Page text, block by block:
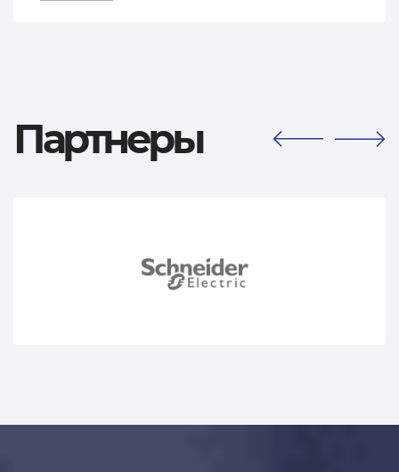
Партнеры